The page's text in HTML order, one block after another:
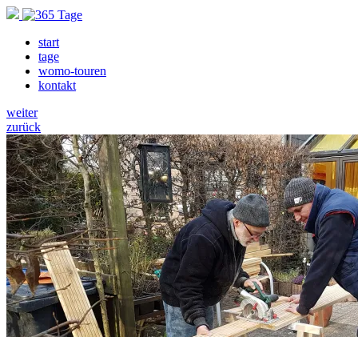
start
tage
womo-touren
kontakt
weiter
zurück